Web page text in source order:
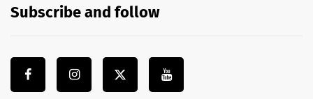
Subscribe and follow